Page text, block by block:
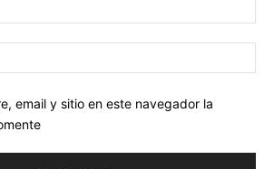
email y sitio en este navegador la